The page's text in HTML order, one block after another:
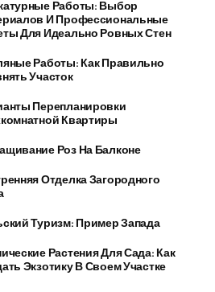
Работы: Выбор
И Профессиональные
Для Идеально Ровных Стен
Работы: Как Правильно
Участок
Перепланировки
Квартиры
Роз На Балконе
Отделка Загородного
Туризм: Пример Запада
Растения Для Сада: Как
Экзотику В Своем Участке